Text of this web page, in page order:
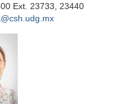
Ext. 23733, 23440